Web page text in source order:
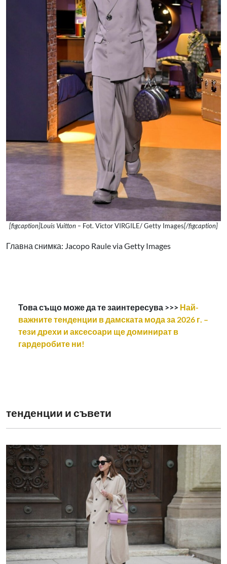
[figcaption]Louis Vuitton – Fot. Victor VIRGILE/ Getty Images[/figcaption]
Главна снимка: Jacopo Raule via Getty Images
Това също може да те заинтересува >>> Най-
важните тенденции в дамската мода за 2026 г. –
тези дрехи и аксесоари ще доминират в
гардеробите ни!
тенденции и съвети